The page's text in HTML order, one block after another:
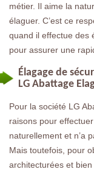
métier. Il aime la
élaguer. C’est ce
quand il effectue des
pour assurer une
Élagage de
LG Abattage
Pour la société LG
raisons pour
naturellement et n’a
Mais toutefois, pour
architecturées et bien